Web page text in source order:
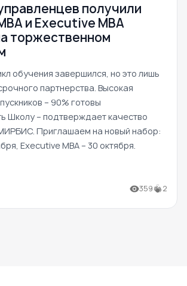
получили
и Executive MBA
торжественном
обучения завершился, но это лишь
партнерства. Высокая
– 90% готовы
Школу – подтверждает качество
Приглашаем на новый набор:
Executive MBA – 30 октября.
359 2